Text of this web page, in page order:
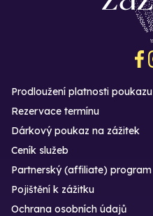
Prodloužení platnosti poukazu
Rezervace termínu
Dárkový poukaz na zážitek
Ceník služeb
Partnerský (affiliate) program
Pojištění k zážitku
Ochrana osobních údajů